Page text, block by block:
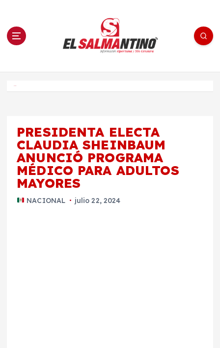
n El Salmantino - medios/noticias/editorial
PRESIDENTA ELECTA
CLAUDIA SHEINBAUM
ANUNCIÓ PROGRAMA
MÉDICO PARA ADULTOS
MAYORES
NACIONAL julio 22, 2024